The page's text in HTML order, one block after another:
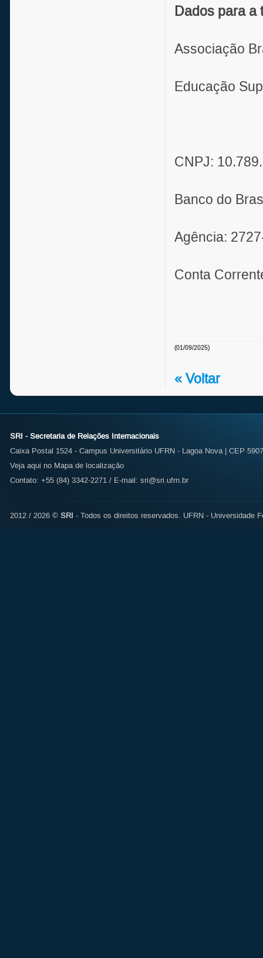
Dados para a
Associação
Educação
CNPJ:
Banco do
Agência:
Conta
(01/09/2025)
« Voltar
SRI - Secretaria de Relações Internacionais
Caixa Postal 1524 - Campus Universitário UFRN - Lagoa Nova | CEP
Veja aqui no Mapa de localização
Contato: +55 (84) 3342-2271 / E-mail: sri@sri.ufrn.br
2012 / 2026 © SRI - Todos os direitos reservados. UFRN - Universidade